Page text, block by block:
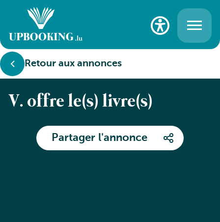
Retour aux annonces
V. offre le(s) livre(s)
Partager l'annonce